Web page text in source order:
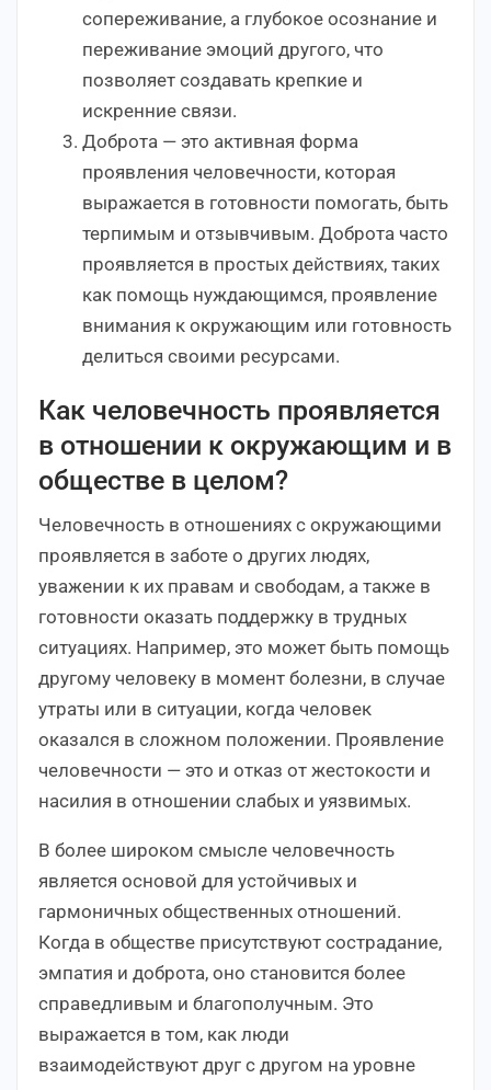
сопереживание, а глубокое осознание и
переживание эмоций другого, что
позволяет создавать крепкие и
искренние связи.
Доброта — это активная форма
проявления человечности, которая
выражается в готовности помогать, быть
терпимым и отзывчивым. Доброта часто
проявляется в простых действиях, таких
как помощь нуждающимся, проявление
внимания к окружающим или готовность
делиться своими ресурсами.
Как человечность проявляется
в отношении к окружающим и в
обществе в целом?
Человечность в отношениях с окружающими
проявляется в заботе о других людях,
уважении к их правам и свободам, а также в
готовности оказать поддержку в трудных
ситуациях. Например, это может быть помощь
другому человеку в момент болезни, в случае
утраты или в ситуации, когда человек
оказался в сложном положении. Проявление
человечности — это и отказ от жестокости и
насилия в отношении слабых и уязвимых.
В более широком смысле человечность
является основой для устойчивых и
гармоничных общественных отношений.
Когда в обществе присутствуют сострадание,
эмпатия и доброта, оно становится более
справедливым и благополучным. Это
выражается в том, как люди
взаимодействуют друг с другом на уровне